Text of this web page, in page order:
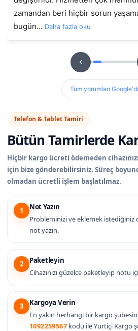
zamandan beri hiçbir sorun
bugün… Daha fazla oku
Tüm yorumları
Telefon & Tablet Tamiri
Bütün Tamirlerde
Hiçbir kargo ücreti ödemeden
için bize gönderebilirsiniz. Süreç
olmadan ücretli işlem başlatılmaz.
1
Not Yazın
Probleminizi ve eklemek istediğiniz
not yazın.
2
Paketleyin
Cihazınızı güzelce paketleyip notu
3
Kargoya Verin
En yakın herhangi bir kargo
1092259567 kodu ile Yurtiçi Kargo